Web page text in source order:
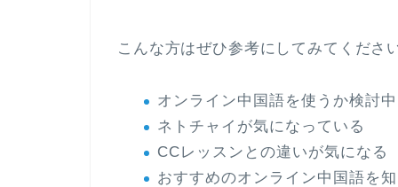
こんな方はぜひ参考にしてみてくださ
オンライン中国語を使うか検討中
ネトチャイが気になっている
CCレッスンとの違いが気になる
おすすめのオンライン中国語を